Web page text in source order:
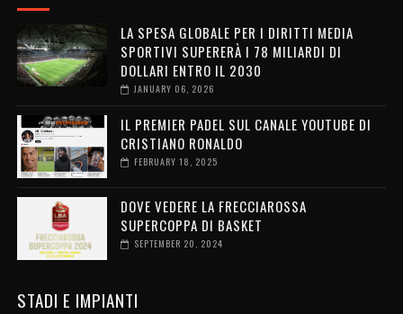
LA SPESA GLOBALE PER I DIRITTI MEDIA
SPORTIVI SUPERERÀ I 78 MILIARDI DI
DOLLARI ENTRO IL 2030
JANUARY 06, 2026
IL PREMIER PADEL SUL CANALE YOUTUBE DI
CRISTIANO RONALDO
FEBRUARY 18, 2025
DOVE VEDERE LA FRECCIAROSSA
SUPERCOPPA DI BASKET
SEPTEMBER 20, 2024
STADI E IMPIANTI